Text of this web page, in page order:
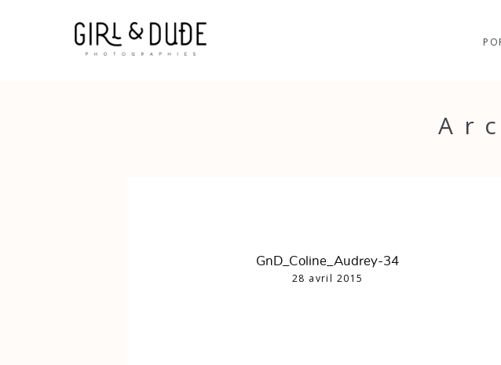
GnD_Coline_Audrey-34
28 avril 2015